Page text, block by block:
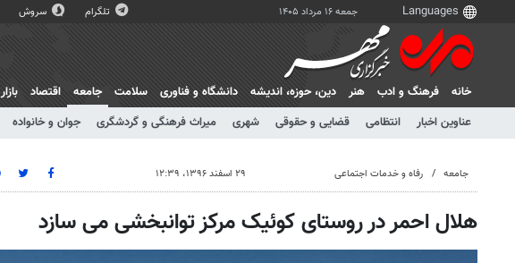
جمعه ۱۶ مرداد ۱۴۰۵ تلگرام سروش
خانه فرهنگ و ادب هنر دين، حوزه، انديشه دانشگاه و فناوری سلامت
جامعه
عناوین اخبار
انتظامی قضایی و حقوقی شهری میراث فرهنگی و گردشگری جوان و خانواده
اقتصاد بازار
جامعه رفاه و خدمات اجتماعی ۲۹ اسفند ۱۳۹۶، ۱۲:۳۹
هلال احمر در روستای کوئیک مرکز توانبخشی می سازد